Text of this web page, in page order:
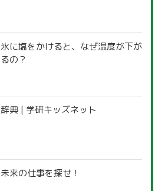
氷に塩をかけると、なぜ温度が下が
るの？
辞典 | 学研キッズネット
未来の仕事を探せ！